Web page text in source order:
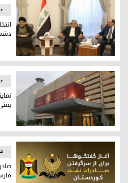
انتخابات پارلمانی عراق؛ ائتلاف
پارلمان عراق